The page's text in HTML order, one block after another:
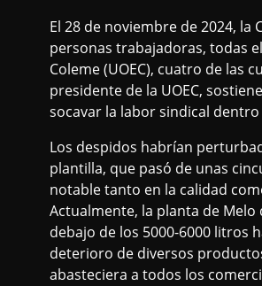
El 28 de noviembre de 2024, la
personas trabajadoras, todas
Coleme (UOEC), cuatro de las
presidente de la UOEC,
socavar la labor sindical
Los despidos habrían
plantilla, que pasó de unas
notable tanto en la calidad
Actualmente, la planta de
debajo de los 5000-6000 litros
deterioro de diversos
abasteciera a todos los